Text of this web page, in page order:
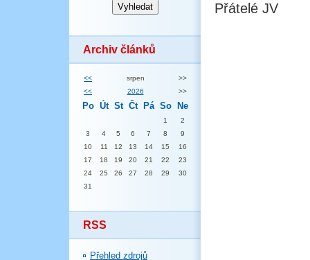
Archiv článků
<< srpen
>>
<<
2026 >>
Po Út St Čt Pá So Ne
1
2
3
4 5 6 7 8
9
10
11 12 13 14 15
16
17
18 19 20 21 22
23
24
25 26 27 28 29
30
31
RSS
Přehled zdrojů
Přátelé JV